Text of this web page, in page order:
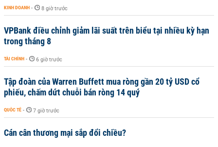
KINH DOANH - 8 giờ trước
VPBank điều chỉnh giảm lãi suất trên biểu tại nhiều kỳ hạn
trong tháng 8
TÀI CHÍNH - 6 giờ trước
Tập đoàn của Warren Buffett mua ròng gần 20 tỷ USD cổ
phiếu, chấm dứt chuỗi bán ròng 14 quý
QUỐC TẾ - 7 giờ trước
Cán cân thương mại sắp đổi chiều?